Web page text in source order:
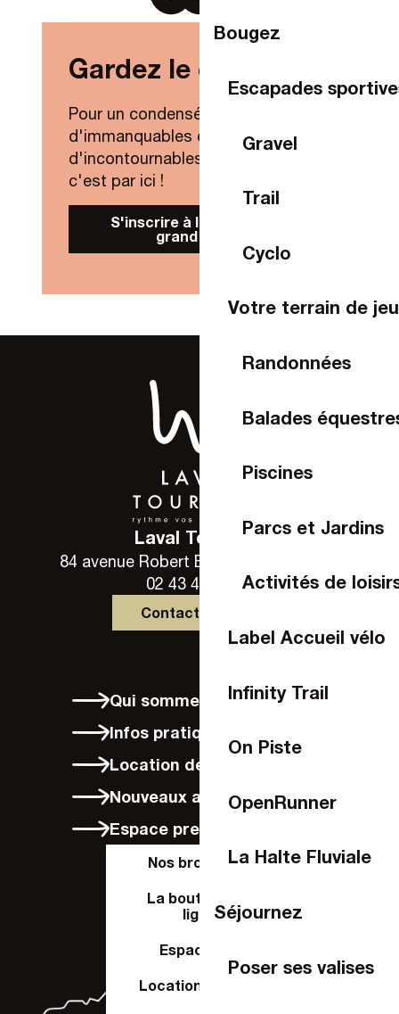
Bougez
Escapades
Gravel
Trail
Cyclo
Votre terrain de
Randonnées
Balades
Piscines
Parcs et Jardins
Activités de
Label Accueil vélo
Infinity Trail
On Piste
OpenRunner
La Halte Fluviale
Séjournez
Poser ses valises
Gardez le contact !
Pour un condensé de nouveautés,
d'immanquables et
d'incontournables de Laval Agglo,
c'est par ici !
S'inscrire à la Newsletter
grand public
Laval Tourisme
84 avenue Robert Buron - 53000 Laval
02 43 49 46 46
Contactez-nous
Qui sommes-nous ?
Infos pratiques
Location de vélos à Laval
Nouveaux arrivants
Espace presse
Nos brochures
La boutique en
ligne
Espace Pro
Location de salle